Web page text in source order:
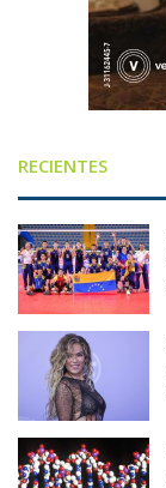
RECIENTES